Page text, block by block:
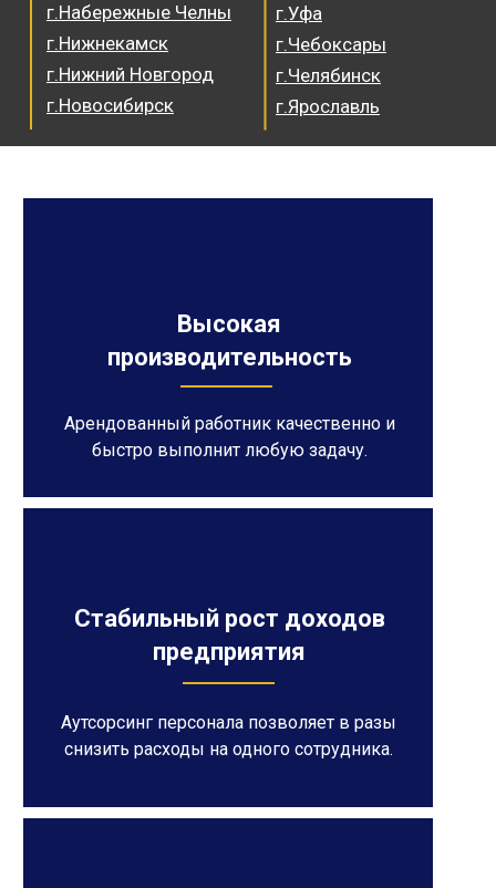
г.Уфа
г.Чебоксары
г.Челябинск
г.Ярославль
г.Набережные Челны
г.Нижнекамск
г.Нижний Новгород
г.Новосибирск
Высокая
производительность
Арендованный работник качественно и
быстро выполнит любую задачу.
Стабильный рост доходов
предприятия
Аутсорсинг персонала позволяет в разы
снизить расходы на одного сотрудника.